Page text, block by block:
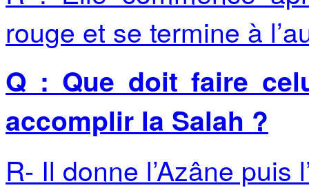
rouge et se termine à
Q : Que doit faire
accomplir la Salah ?
R- Il donne l’Azâne puis